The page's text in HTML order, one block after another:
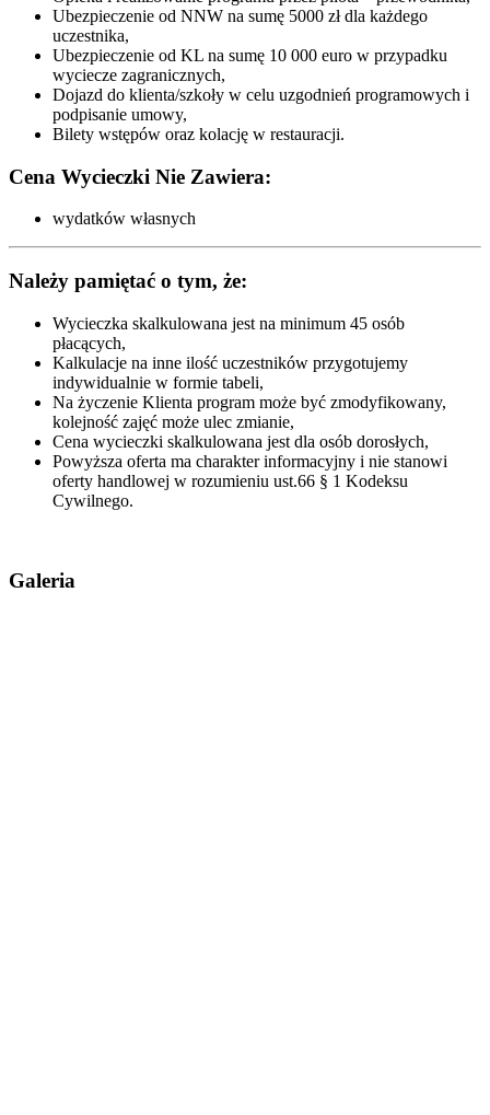
Ubezpieczenie od NNW na sumę 5000 zł dla każdego
uczestnika,
Ubezpieczenie od KL na sumę 10 000 euro w przypadku
wyciecze zagranicznych,
Dojazd do klienta/szkoły w celu uzgodnień programowych i
podpisanie umowy,
Bilety wstępów oraz kolację w restauracji.
Cena Wycieczki Nie Zawiera:
wydatków własnych
Należy pamiętać o tym, że:
Wycieczka skalkulowana jest na minimum 45 osób
płacących,
Kalkulacje na inne ilość uczestników przygotujemy
indywidualnie w formie tabeli,
Na życzenie Klienta program może być zmodyfikowany,
kolejność zajęć może ulec zmianie,
Cena wycieczki skalkulowana jest dla osób dorosłych,
Powyższa oferta ma charakter informacyjny i nie stanowi
oferty handlowej w rozumieniu ust.66 § 1 Kodeksu
Cywilnego.
Galeria